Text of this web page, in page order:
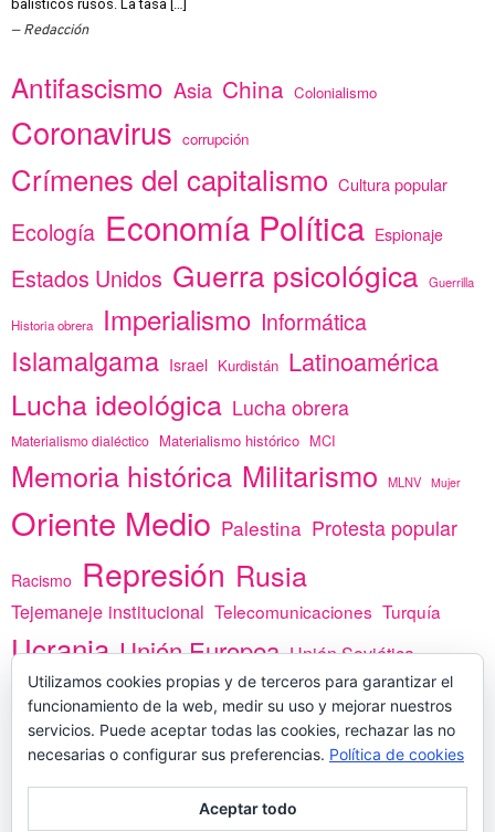
balísticos rusos. La tasa […]
Redacción
Antifascismo Asia China Colonialismo
Coronavirus corrupción
Crímenes del capitalismo Cultura popular
Ecología Economía Política Espionaje
Estados Unidos Guerra psicológica Guerrilla
Historia obrera Imperialismo Informática
Islamalgama Israel Kurdistán Latinoamérica
Lucha ideológica Lucha obrera
Materialismo dialéctico Materialismo histórico MCI
Memoria histórica Militarismo MLNV Mujer
Oriente Medio Palestina Protesta popular
Racismo Represión Rusia
Tejemaneje institucional Telecomunicaciones Turquía
Ucrania Unión Europea Unión Soviética
vacunas Yemen África
PREGÚNTANOS
Utilizamos cookies propias y de terceros para garantizar el
funcionamiento de la web, medir su uso y mejorar nuestros
servicios. Puede aceptar todas las cookies, rechazar las no
necesarias o configurar sus preferencias. Política de cookies
Aceptar todo